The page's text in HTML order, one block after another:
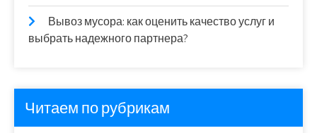
Вывоз мусора: как оценить качество услуг и
выбрать надежного партнера?
Читаем по рубрикам